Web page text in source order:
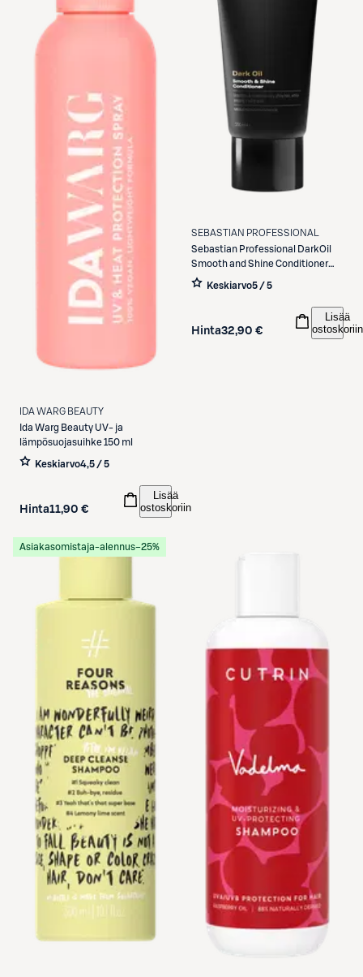
IDA WARG BEAUTY
Ida Warg BeautyUV- ja
lämpösuojasuihke 150 ml
Keskiarvo4,5 / 5
Hinta11,90 €
Lisää
ostoskoriin
SEBASTIAN PROFESSIONAL
Sebastian Professional
DarkOil
Smooth and Shine Conditioner
200ml
Keskiarvo5 / 5
Hinta32,90 €
Lisää
ostoskoriin
Asiakasomistaja-alennus−25%